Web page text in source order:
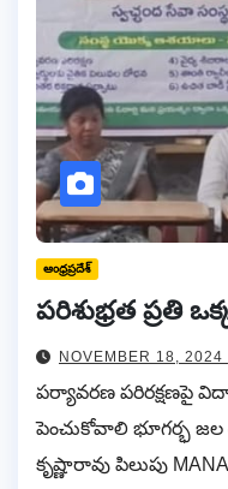
ఆంధ్రప్రదేశ్
పరిశుభ్రత ప్రతి
NOVEMBER 18, 2024
పర్యావరణ పరిరక్షణపై
పెంచుకోవాలి భూగర్భ జల
కృష్ణారావు పిలుపు